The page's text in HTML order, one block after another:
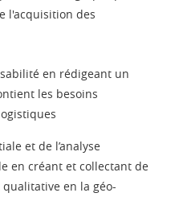
l'acquisition des
en rédigeant un
les besoins
et de l’analyse
en créant et collectant de
en la géo-